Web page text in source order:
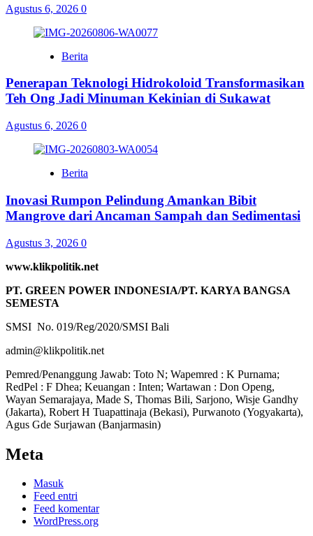
Agustus 6, 2026 0
Berita
Penerapan Teknologi Hidrokoloid Transformasikan
Teh Ong Jadi Minuman Kekinian di Sukawat
Agustus 6, 2026 0
Berita
Inovasi Rumpon Pelindung Amankan Bibit
Mangrove dari Ancaman Sampah dan Sedimentasi
Agustus 3, 2026 0
www.klikpolitik.net
PT. GREEN POWER INDONESIA/PT. KARYA BANGSA
SEMESTA
SMSI No. 019/Reg/2020/SMSI Bali
admin@klikpolitik.net
Pemred/Penanggung Jawab: Toto N; Wapemred : K Purnama;
RedPel : F Dhea; Keuangan : Inten; Wartawan : Don Openg,
Wayan Semarajaya, Made S, Thomas Bili, Sarjono, Wisje Gandhy
(Jakarta), Robert H Tuapattinaja (Bekasi), Purwanoto (Yogyakarta),
Agus Gde Surjawan (Banjarmasin)
Meta
Masuk
Feed entri
Feed komentar
WordPress.org